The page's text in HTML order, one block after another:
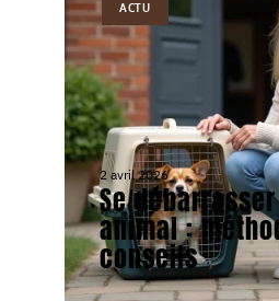
ACTU
2 avril 2026
Se
animal :
conseils